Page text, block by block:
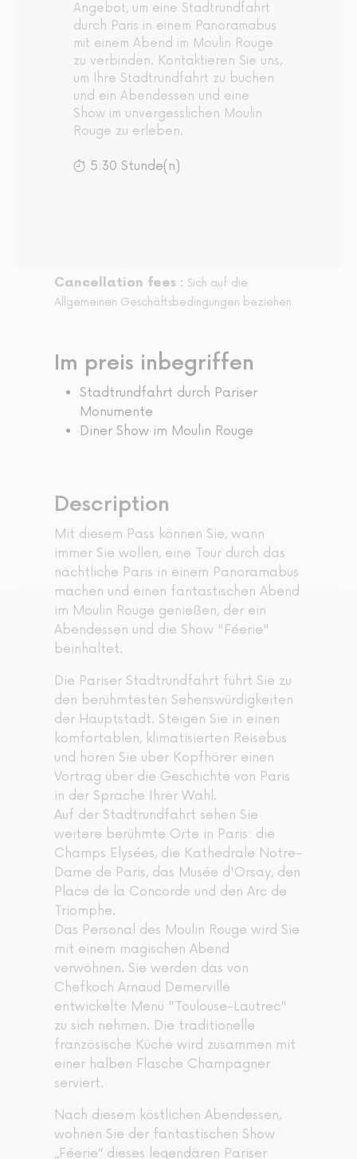
Angebot, um eine Stadtrundfahrt
durch Paris in einem Panoramabus
mit einem Abend im Moulin Rouge
zu verbinden. Kontaktieren Sie uns,
um Ihre Stadtrundfahrt zu buchen
und ein Abendessen und eine
Show im unvergesslichen Moulin
Rouge zu erleben.
5:30 Stunde(n)
Cancellation fees : Sich auf die
Allgemeinen Geschäftsbedingungen beziehen
Im preis inbegriffen
Stadtrundfahrt durch Pariser
Monumente
Diner Show im Moulin Rouge
Description
Mit diesem Pass können Sie, wann
immer Sie wollen, eine Tour durch das
nächtliche Paris in einem Panoramabus
machen und einen fantastischen Abend
im Moulin Rouge genießen, der ein
Abendessen und die Show "Féerie"
beinhaltet.
Die Pariser Stadtrundfahrt führt Sie zu
den berühmtesten Sehenswürdigkeiten
der Hauptstadt. Steigen Sie in einen
komfortablen, klimatisierten Reisebus
und hören Sie über Kopfhörer einen
Vortrag über die Geschichte von Paris
in der Sprache Ihrer Wahl.
Auf der Stadtrundfahrt sehen Sie
weitere berühmte Orte in Paris: die
Champs Elysées, die Kathedrale Notre-
Dame de Paris, das Musée d'Orsay, den
Place de la Concorde und den Arc de
Triomphe.
Das Personal des Moulin Rouge wird Sie
mit einem magischen Abend
verwöhnen. Sie werden das von
Chefkoch Arnaud Demerville
entwickelte Menü "Toulouse-Lautrec"
zu sich nehmen. Die traditionelle
französische Küche wird zusammen mit
einer halben Flasche Champagner
serviert.
Nach diesem köstlichen Abendessen,
wohnen Sie der fantastischen Show
„Féerie“ dieses legendären Pariser